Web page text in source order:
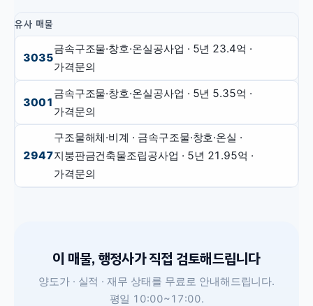
유사 매물
3035
금속구조물·창호·온실공사업 · 5년 23.4억 ·
가격문의
3001
금속구조물·창호·온실공사업 · 5년 5.35억 ·
가격문의
2947
구조물해체·비계 · 금속구조물·창호·온실 ·
지붕판금건축물조립공사업 · 5년 21.95억 ·
가격문의
이 매물, 행정사가 직접 검토해드립니다
양도가 · 실적 · 재무 상태를 무료로 안내해드립니다.
평일 10:00~17:00.